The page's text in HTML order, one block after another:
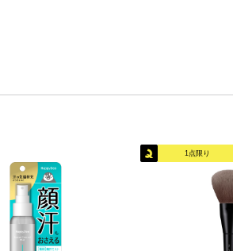
1点限り